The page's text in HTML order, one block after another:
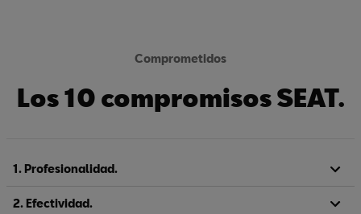
Comprometidos
Los 10 compromisos SEAT.
1. Profesionalidad.
2. Efectividad.